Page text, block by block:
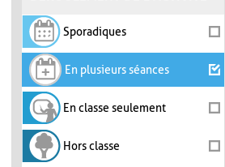
Sporadiques
En plusieurs séances
En classe seulement
Hors classe